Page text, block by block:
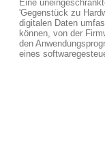
Eine
'Gegenstück zu
digitalen Daten
können, von der
den
eines